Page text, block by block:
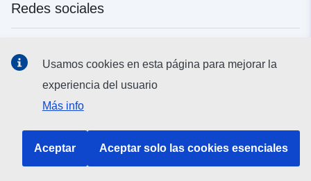
Redes sociales
Instituciones y organismos de la UE
Usamos cookies en esta página para mejorar la
experiencia del usuario
Más info
Aceptar Aceptar solo las cookies esenciales